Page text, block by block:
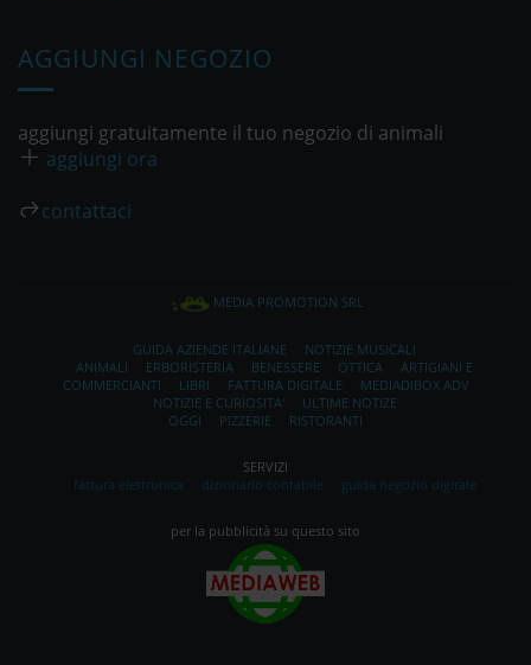
AGGIUNGI NEGOZIO
aggiungi gratuitamente il tuo negozio di animali
aggiungi ora
contattaci
MEDIA PROMOTION SRL
GUIDA AZIENDE ITALIANE
NOTIZIE MUSICALI
ANIMALI
ERBORISTERIA BENESSERE OTTICA
ARTIGIANI E
COMMERCIANTI
LIBRI FATTURA DIGITALE
MEDIADIBOX ADV
NOTIZIE E CURIOSITA'
ULTIME NOTIZE
OGGI
PIZZERIE RISTORANTI
SERVIZI
fattura elettronica
dizionario contabile guida negozio digitale
per la pubblicità su questo sito